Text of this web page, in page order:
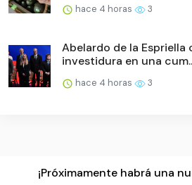
hace 4 horas 3
Abelardo de la Espriella
investidura en una
hace 4 horas 3
¡Próximamente habrá una